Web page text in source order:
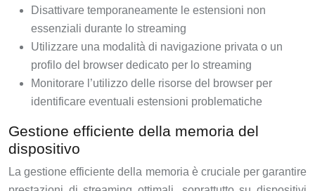
Disattivare temporaneamente le estensioni non
essenziali durante lo streaming
Utilizzare una modalità di navigazione privata o un
profilo del browser dedicato per lo streaming
Monitorare l’utilizzo delle risorse del browser per
identificare eventuali estensioni problematiche
Gestione efficiente della memoria del
dispositivo
La gestione efficiente della memoria è cruciale per garantire